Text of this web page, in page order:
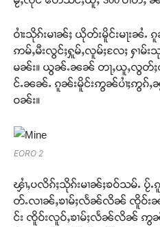
ဝ်ႇၽူႈတွႆႇႁွၵ်ႈ လႆ
ဝၢႆးသိုၵ်းမၢၼ်ႈ ယိုတ်းမိူင်းမႃးၼႆႉ
ဢမ်ႇမီးလွင်ႈႁူမ်ႇလူမ်ႈလႄႈ ႁၢမ်
မၼ်း။ ယွၼ်ႉၼၼ် တႃႇယူႇလွတ်ႈ
င်ႉၼၼ်ႉ ၵူၼ်းမိူင်းဢွၼ်ပၢႆႈဢွၵ်ႇၼွ
ဝၼ်း။
EORO 2
ၾၢႆႇပလိၵ်ႈသိုၵ်းမၢၼ်ႈၶဝ်သမ်ႉ
တ်ႉလၢၼ်ႇၶၢမ်ႈလႅၼ်လိၼ် ၸိူဝ်းၼႆႉ
င်း ၸိူဝ်းလူဝ်ႇၶၢမ်ႈလႅၼ်လိၼ် ဢွ